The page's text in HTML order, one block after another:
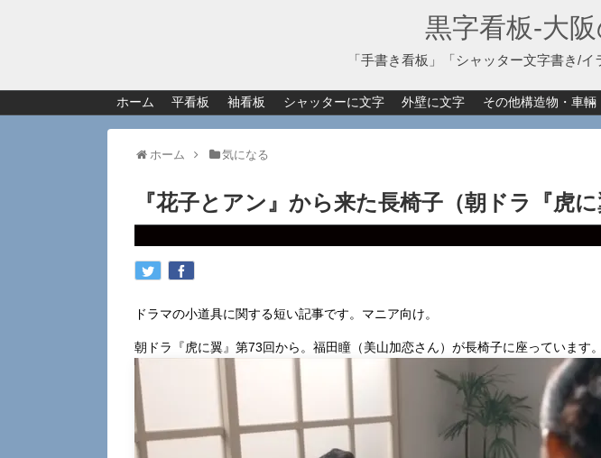
黒字看板‐大
「手書き看板」「シャッター文字書き/
ホーム 平看板 袖看板 シャッターに文字 外壁に文字 その他構造物・車輛
ホーム 気になる
『花子とアン』から来た長椅子（朝ドラ『虎に
ドラマの小道具に関する短い記事です。マニア向け。
朝ドラ『虎に翼』第73回から。福田瞳（美山加恋さん）が長椅子に座っています。